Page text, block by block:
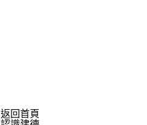
返回首頁